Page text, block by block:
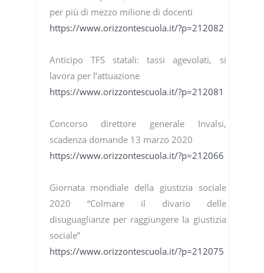
per più di mezzo milione di docenti
https://www.orizzontescuola.it/?p=212082
Anticipo TFS statali: tassi agevolati, si
lavora per l’attuazione
https://www.orizzontescuola.it/?p=212081
Concorso direttore generale Invalsi,
scadenza domande 13 marzo 2020
https://www.orizzontescuola.it/?p=212066
Giornata mondiale della giustizia sociale
2020 “Colmare il divario delle
disuguaglianze per raggiungere la giustizia
sociale”
https://www.orizzontescuola.it/?p=212075